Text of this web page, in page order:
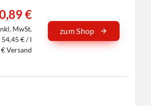
€
MwSt.
54,45 € / l
Versand
zum Shop